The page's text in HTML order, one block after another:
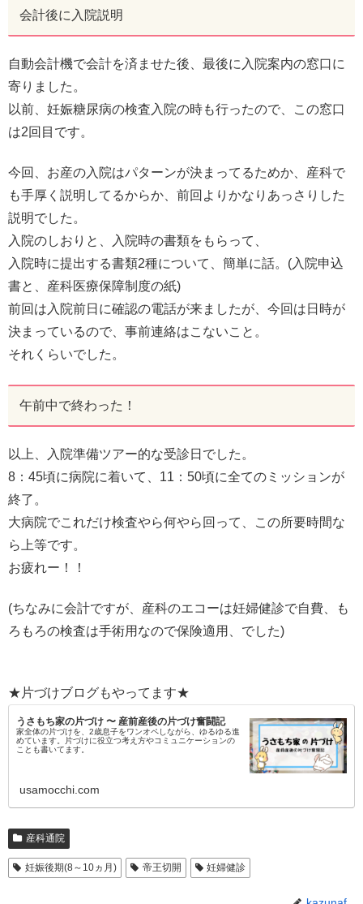
会計後に入院説明
自動会計機で会計を済ませた後、最後に入院案内の窓口に
寄りました。
以前、妊娠糖尿病の検査入院の時も行ったので、この窓口
は2回目です。
今回、お産の入院はパターンが決まってるためか、産科で
も手厚く説明してるからか、前回よりかなりあっさりした
説明でした。
入院のしおりと、入院時の書類をもらって、
入院時に提出する書類2種について、簡単に話。(入院申込
書と、産科医療保障制度の紙)
前回は入院前日に確認の電話が来ましたが、今回は日時が
決まっているので、事前連絡はこないこと。
それくらいでした。
午前中で終わった！
以上、入院準備ツアー的な受診日でした。
8：45頃に病院に着いて、11：50頃に全てのミッションが
終了。
大病院でこれだけ検査やら何やら回って、この所要時間な
ら上等です。
お疲れー！！
(ちなみに会計ですが、産科のエコーは妊婦健診で自費、も
ろもろの検査は手術用なので保険適用、でした)
★片づけブログもやってます★
うさもち家の片づけ 〜 産前産後の片づけ奮闘記
家全体の片づけを、2歳息子をワンオペしながら、ゆるゆる進
めています。片づけに役立つ考え方やコミュニケーションの
ことも書いてます。
usamocchi.com
産科通院
妊娠後期(8～10ヵ月) 帝王切開 妊婦健診